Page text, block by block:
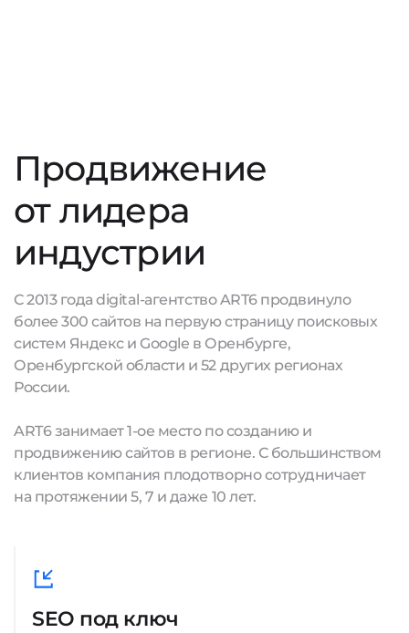
Продвижение
от лидера
индустрии
С 2013 года digital-агентство ART6 продвинуло
более 300 сайтов на первую страницу поисковых
систем Яндекс и Google в Оренбурге,
Оренбургской области и 52 других регионах
России.
ART6 занимает 1-ое место по созданию и
продвижению сайтов в регионе. С большинством
клиентов компания плодотворно сотрудничает
на протяжении 5, 7 и даже 10 лет.
SEO под ключ